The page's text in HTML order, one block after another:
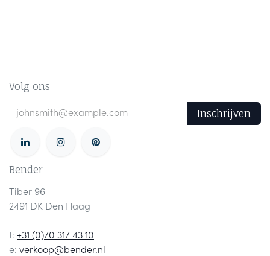
Volg ons
Inschrijven
Bender
Tiber 96
2491 DK Den Haag
t: +31 (0)70 317 43 10
e: verkoop@bender.nl